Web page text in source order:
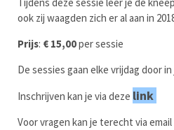
ook zij waagden zich er al aan in
Prijs: € 15,00per sessie
De sessies gaan elke vrijdag door
Inschrijven kan je via deze link
Voor vragen kan je terecht via email